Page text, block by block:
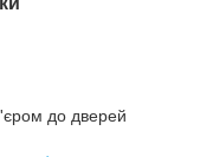
до дверей